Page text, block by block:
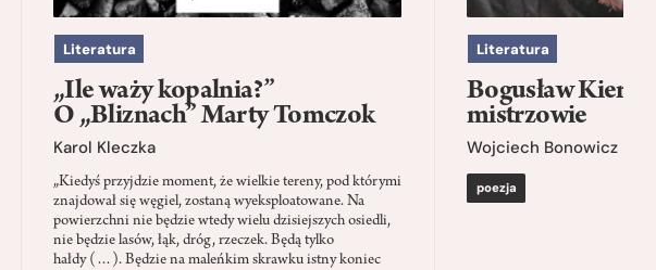
Literatura
„Ile waży kopalnia?”
O „Bliznach” Marty Tomczok
Karol Kleczka
„Kiedyś przyjdzie moment, że wielkie tereny, pod którymi
znajdował się węgiel, zostaną wyeksploatowane. Na
powierzchni nie będzie wtedy wielu dzisiejszych osiedli,
nie będzie lasów, łąk, dróg, rzeczek. Będą tylko
hałdy (…). Będzie na maleńkim skrawku istny koniec
Literatura
Bogusław Kierc
mistrzowie
Wojciech Bonowicz
poezja